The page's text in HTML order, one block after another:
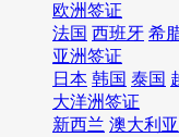
欧洲签证
法国 西班牙 希
亚洲签证
日本 韩国 泰国
大洋洲签证
新西兰 澳大利亚